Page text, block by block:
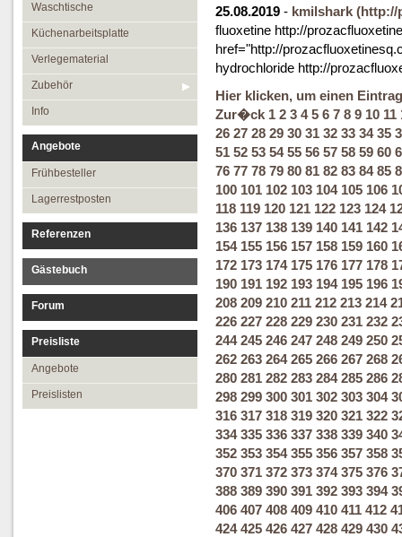
Waschtische
Küchenarbeitsplatte
Verlegematerial
Zubehör
Info
Angebote
Frühbesteller
Lagerrestposten
Referenzen
Gästebuch
Forum
Preisliste
Angebote
Preislisten
25.08.2019 - kmilshark (http://
fluoxetine http://
href="http://
hydrochloride http://
Hier klicken, um einen
Zur�ck 1 2 3 4 5 6 7 8 9 10 11
26 27 28 29 30 31 32 33 34 35
51 52 53 54 55 56 57 58 59 60
76 77 78 79 80 81 82 83 84 85
100 101 102 103 104 105 106
118 119 120 121 122 123 124
136 137 138 139 140 141 142
154 155 156 157 158 159 160
172 173 174 175 176 177 178
190 191 192 193 194 195 196
208 209 210 211 212 213 214
226 227 228 229 230 231 232
244 245 246 247 248 249 250
262 263 264 265 266 267 268
280 281 282 283 284 285 286
298 299 300 301 302 303 304
316 317 318 319 320 321 322
334 335 336 337 338 339 340
352 353 354 355 356 357 358
370 371 372 373 374 375 376
388 389 390 391 392 393 394
406 407 408 409 410 411 412
424 425 426 427 428 429 430